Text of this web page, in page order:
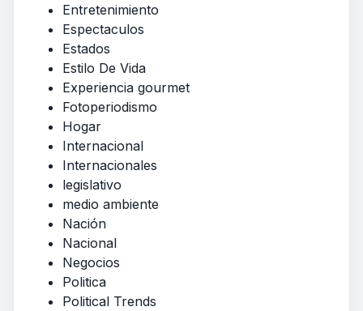
Entretenimiento
Espectaculos
Estados
Estilo De Vida
Experiencia gourmet
Fotoperiodismo
Hogar
Internacional
Internacionales
legislativo
medio ambiente
Nación
Nacional
Negocios
Politica
Political Trends